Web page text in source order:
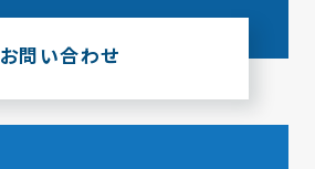
お問い合わせ